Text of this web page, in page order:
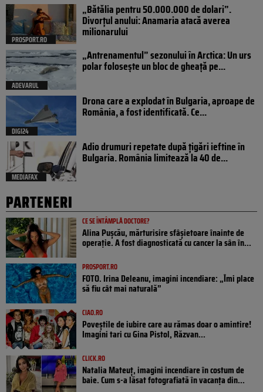
PROSPORT.RO
„Bătălia pentru 50.000.000 de dolari”.
Divorțul anului: Anamaria atacă averea
milionarului
ADEVARUL
„Antrenamentul” sezonului în Arctica: Un urs
polar folosește un bloc de gheață pe...
DIGI24
Drona care a explodat în Bulgaria, aproape de
România, a fost identificată. Ce...
MEDIAFAX
Adio drumuri repetate după țigări ieftine în
Bulgaria. România limitează la 40 de...
PARTENERI
CE SE ÎNTÂMPLĂ DOCTORE?
Alina Pușcău, mărturisire sfâșietoare înainte de
operație. A fost diagnosticată cu cancer la sân în...
PROSPORT.RO
FOTO. Irina Deleanu, imagini incendiare: „Îmi place
să fiu cât mai naturală”
CIAO.RO
Poveştile de iubire care au rămas doar o amintire!
Imagini tari cu Gina Pistol, Răzvan...
CLICK.RO
Natalia Mateuț, imagini incendiare în costum de
baie. Cum s-a lăsat fotografiată în vacanța din...